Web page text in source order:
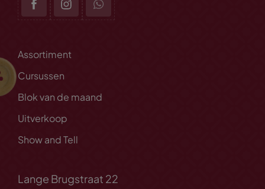
Assortiment
Cursussen
Blok van de maand
Uitverkoop
Show and Tell
Lange Brugstraat 22